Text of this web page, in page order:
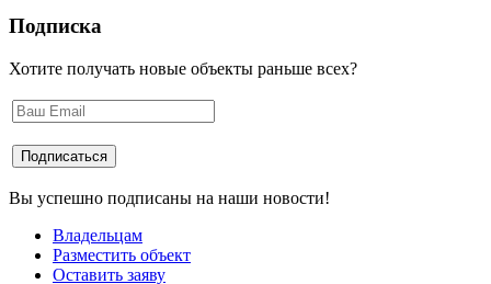
Подписка
Хотите получать новые объекты раньше всех?
Вы успешно подписаны на наши новости!
Владельцам
Разместить объект
Оставить заяву